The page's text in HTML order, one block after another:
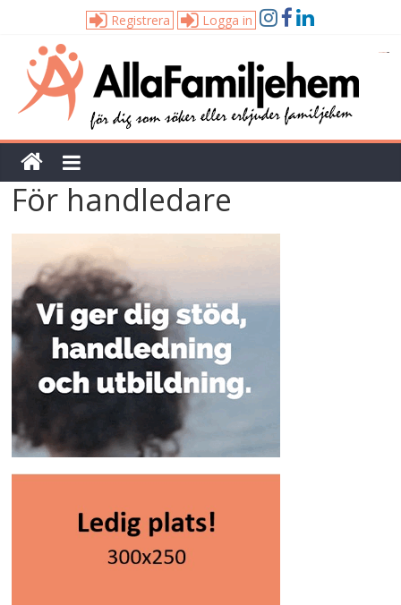
Registrera Logga in
Alla
Familjehem
Unik
tjänst
som
söker
eller
erbjuder
familjehem
För handledare